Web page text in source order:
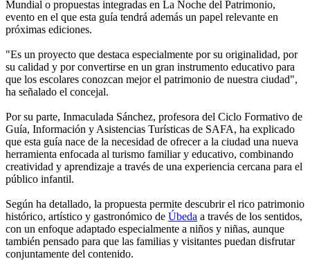
Mundial o propuestas integradas en La Noche del Patrimonio,
evento en el que esta guía tendrá además un papel relevante en
próximas ediciones.
"Es un proyecto que destaca especialmente por su originalidad, por
su calidad y por convertirse en un gran instrumento educativo para
que los escolares conozcan mejor el patrimonio de nuestra ciudad",
ha señalado el concejal.
Por su parte, Inmaculada Sánchez, profesora del Ciclo Formativo de
Guía, Información y Asistencias Turísticas de SAFA, ha explicado
que esta guía nace de la necesidad de ofrecer a la ciudad una nueva
herramienta enfocada al turismo familiar y educativo, combinando
creatividad y aprendizaje a través de una experiencia cercana para el
público infantil.
Según ha detallado, la propuesta permite descubrir el rico patrimonio
histórico, artístico y gastronómico de Úbeda a través de los sentidos,
con un enfoque adaptado especialmente a niños y niñas, aunque
también pensado para que las familias y visitantes puedan disfrutar
conjuntamente del contenido.